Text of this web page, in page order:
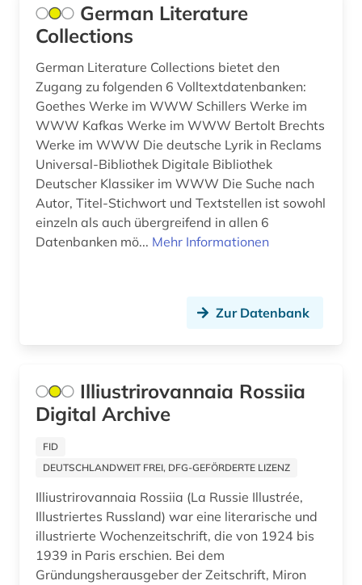
abwassertechnologie (2)
abzeichen (1)
academia sinica (1)
academiens (1)
accum (1)
achim von werke (1)
adelsfamilie (2)
administrative service (1)
administrative tribunal (1)
adolf (1)
adorno (1)
Niederlande (132)
Niedersachsen (51)
Nordamerika (44)
Nordrhein-Westfalen (50)
Norwegen (141)
Oesterreich (311)
Osmanisches Reich (16)
Polen (94)
Rheinland-Pfalz (34)
Roemisches Reich (36)
Rumänien (30)
Russland, Sowjetunion (193)
German Literature
Collections
German Literature Collections bietet den
Zugang zu folgenden 6 Volltextdatenbanken:
Goethes Werke im WWW Schillers Werke im
WWW Kafkas Werke im WWW Bertolt Brechts
Werke im WWW Die deutsche Lyrik in Reclams
Universal-Bibliothek Digitale Bibliothek
Deutscher Klassiker im WWW Die Suche nach
Autor, Titel-Stichwort und Textstellen ist sowohl
einzeln als auch übergreifend in allen 6
Datenbanken mö... Mehr Informationen
Zur Datenbank
Illiustrirovannaia Rossiia
Digital Archive
FID
DEUTSCHLANDWEIT FREI, DFG-GEFÖRDERTE LIZENZ
Illiustrirovannaia Rossiia (La Russie Illustrée,
Illustriertes Russland) war eine literarische und
illustrierte Wochenzeitschrift, die von 1924 bis
1939 in Paris erschien. Bei dem
Gründungsherausgeber der Zeitschrift, Miron